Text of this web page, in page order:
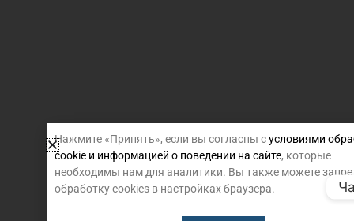
Нажмите «Принять», если вы согласны сусловиями
cookie и информацией о поведении на сайте, которые
необходимы нам для аналитики. Вы также можете
обработку cookies в настройках браузера.